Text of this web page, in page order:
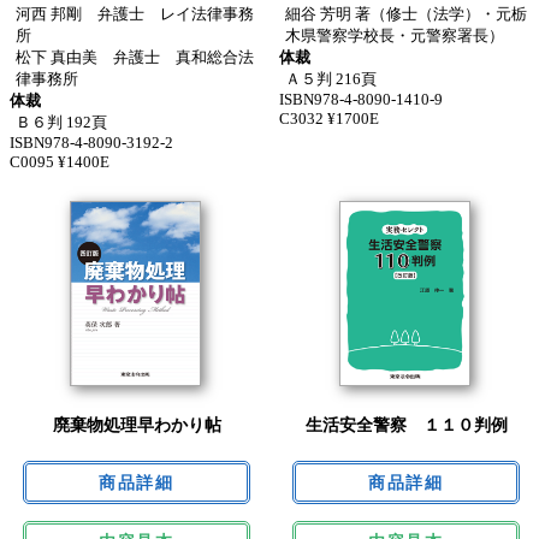
河西 邦剛 弁護士 レイ法律事務
所
松下 真由美 弁護士 真和総合法
律事務所
体裁
Ｂ６判 192頁
ISBN978-4-8090-3192-2
C0095 ¥1400E
細谷 芳明 著（修士（法学）・元栃
木県警察学校長・元警察署長）
体裁
Ａ５判 216頁
ISBN978-4-8090-1410-9
C3032 ¥1700E
廃棄物処理早わかり帖 生活安全警察 １１０判例